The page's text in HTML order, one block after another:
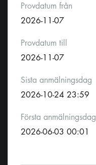
Provdatum från
2026-11-07
Provdatum till
2026-11-07
Sista anmälningsdag
2026-10-24 23:59
Första anmälningsdag
2026-06-03 00:01